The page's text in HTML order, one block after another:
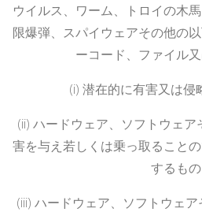
ウイルス、ワーム、トロイの木
限爆弾、スパイウェアその他の
ーコード、ファイル
(i) 潜在的に有害又は侵
(ii) ハードウェア、ソフトウェ
害を与え若しくは乗っ取ること
するもの
(iii) ハードウェア、ソフトウェ